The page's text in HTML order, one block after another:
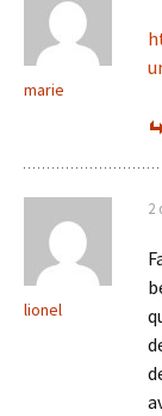
marie
lionel
2